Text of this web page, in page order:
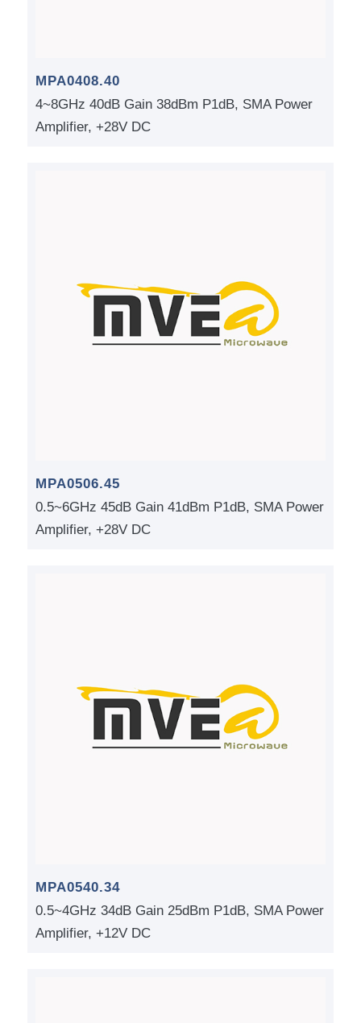
MPA0408.40
4~8GHz 40dB Gain 38dBm P1dB, SMA Power
Amplifier, +28V DC
MPA0506.45
0.5~6GHz 45dB Gain 41dBm P1dB, SMA Power
Amplifier, +28V DC
MPA0540.34
0.5~4GHz 34dB Gain 25dBm P1dB, SMA Power
Amplifier, +12V DC